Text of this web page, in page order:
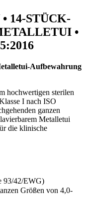
14-STÜCK-
•
Aufbewahrung
hochwertigen sterilen
I nach ISO
ganzen
Metalletui
die klinische
93/42/EWG)
Größen von 4,0-